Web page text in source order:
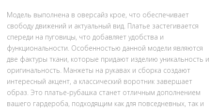
Модель выполнена в оверсайз крое, что обеспечивает
свободу движений и актуальный вид. Платье застегивается
спереди на пуговицы, что добавляет удобства и
функциональности. Особенностью данной модели являются
две фактуры ткани, которые придают изделию уникальность и
оригинальность. Манжеты на рукавах и сборка создают
интересный акцент, а классический воротник завершает
образ. Это платье-рубашка станет отличным дополнением
вашего гардероба, подходящим как для повседневных, так и